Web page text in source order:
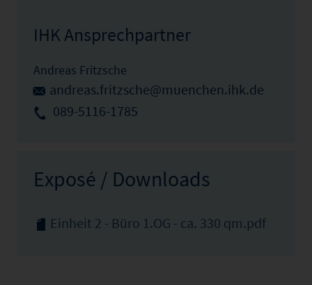
IHK Ansprechpartner
Andreas Fritzsche
andreas.fritzsche@muenchen.ihk.de
089-5116-1785
Exposé / Downloads
Einheit 2 - Büro 1.OG - ca. 330 qm.pdf